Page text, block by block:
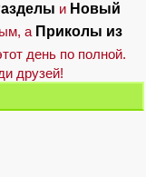
и Новый
а Приколы из
день по полной.
друзей!